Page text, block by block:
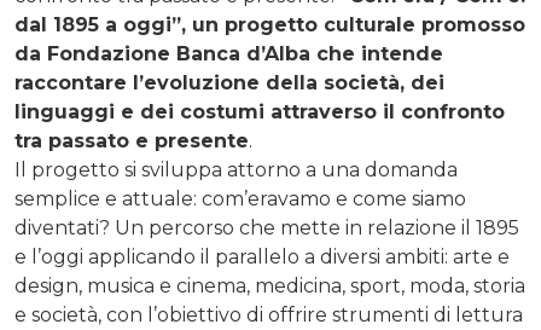
dal 1895 a oggi”, un progetto culturale promosso
da Fondazione Banca d’Alba che intende
raccontare l’evoluzione della società, dei
linguaggi e dei costumi attraverso il confronto
tra passato e presente.
Il progetto si sviluppa attorno a una domanda
semplice e attuale: com’eravamo e come siamo
diventati? Un percorso che mette in relazione il 1895
e l’oggi applicando il parallelo a diversi ambiti: arte e
design, musica e cinema, medicina, sport, moda, storia
e società, con l’obiettivo di offrire strumenti di lettura